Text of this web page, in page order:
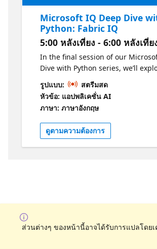
Microsoft IQ Deep Dive
Python: Fabric IQ
5:00 หลังเที่ยง - 6:00 หลังเที่ย
In the final session of our
Dive with Python series, we’ll
IQ and how it connects AI
structured business data. We’ll
key concepts behind Fabric IQ,
ontologies and data agents, and
they help describe, organize, and
over operational data stored in
We’ll use the Microsoft Fabric API
available in an open-source
office hours in the Microsoft
to ask follow-up questions.
รูปแบบ:
สตรีมสด
หัวข้อ: แอปพลิเคชั่น AI
ภาษา: ภาษาอังกฤษ
ดูตามความต้องการ
ส่วนต่างๆ ของหน้านี้อาจได้รับการแปลโดยเ